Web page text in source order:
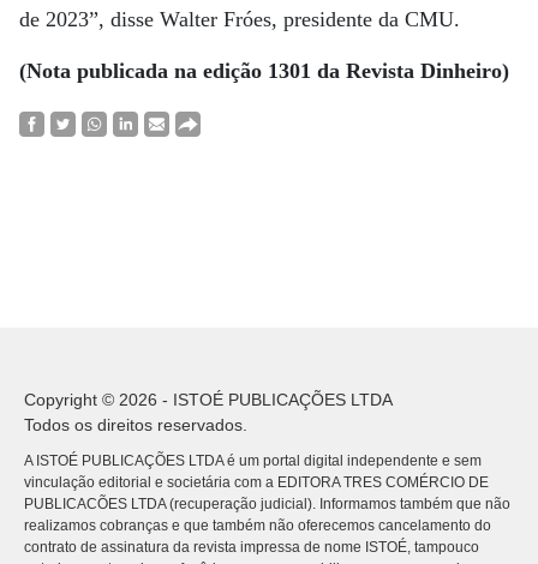
de 2023”, disse Walter Fróes, presidente da CMU.
(Nota publicada na edição 1301 da Revista Dinheiro)
Copyright © 2026 - ISTOÉ PUBLICAÇÕES LTDA
Todos os direitos reservados.
A ISTOÉ PUBLICAÇÕES LTDA é um portal digital independente e sem
vinculação editorial e societária com a EDITORA TRES COMÉRCIO DE
PUBLICACÕES LTDA (recuperação judicial). Informamos também que não
realizamos cobranças e que também não oferecemos cancelamento do
contrato de assinatura da revista impressa de nome ISTOÉ, tampouco